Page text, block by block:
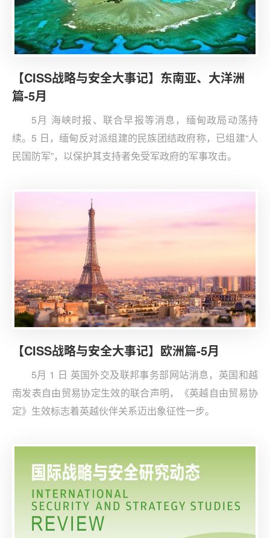
【CISS战略与安全大事记】东南亚、大洋洲
篇-5月
5月 海峡时报、联合早报等消息，缅甸政局动荡持
续。5 日，缅甸反对派组建的民族团结政府称，已组建“人
民国防军”，以保护其支持者免受军政府的军事攻击。
【CISS战略与安全大事记】欧洲篇-5月
5月 1 日 英国外交及联邦事务部网站消息，英国和越
南发表自由贸易协定生效的联合声明，《英越自由贸易协
定》生效标志着英越伙伴关系迈出象征性一步。